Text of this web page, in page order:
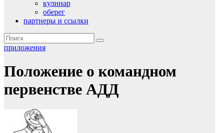
кулинар
оберег
партнеры и ссылки
приложения
Положение о командном
первенстве АДД